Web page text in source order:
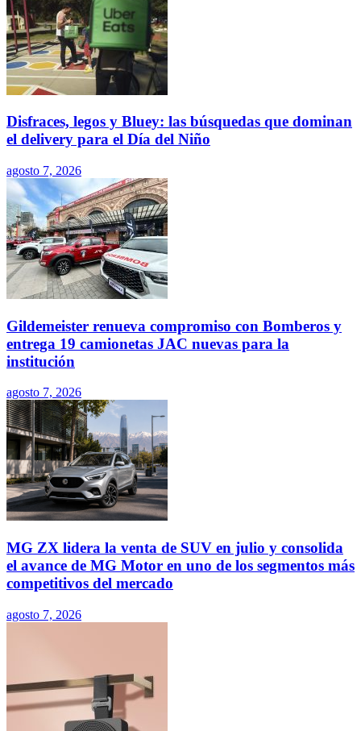
Disfraces, legos y Bluey: las búsquedas que dominan
el delivery para el Día del Niño
agosto 7, 2026
Gildemeister renueva compromiso con Bomberos y
entrega 19 camionetas JAC nuevas para la
institución
agosto 7, 2026
MG ZX lidera la venta de SUV en julio y consolida
el avance de MG Motor en uno de los segmentos más
competitivos del mercado
agosto 7, 2026